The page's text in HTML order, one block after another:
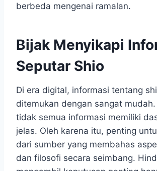
berbeda mengenai ramalan.
Bijak Menyikapi
Seputar Shio
Di era digital, informasi tentang
ditemukan dengan sangat
tidak semua informasi memiliki
jelas. Oleh karena itu, penting
dari sumber yang membahas
dan filosofi secara seimbang.